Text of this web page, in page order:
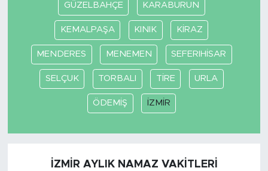
GÜZELBAHÇE KARABURUN
KEMALPAŞA KINIK KİRAZ
MENDERES MENEMEN SEFERIHİSAR
SELÇUK TORBALI TİRE URLA
ÖDEMİŞ İZMİR
İZMİR AYLIK NAMAZ VAKITLERI